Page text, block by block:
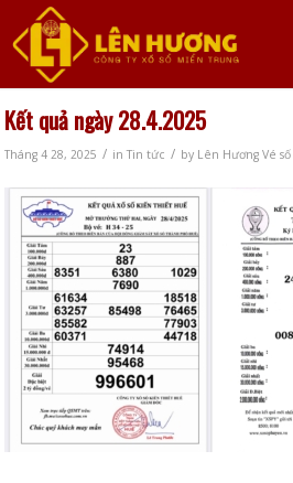
Kết quả ngày 28.4.2025
Tháng 4 28, 2025 / inTin tức / by Lên Hương Vé số